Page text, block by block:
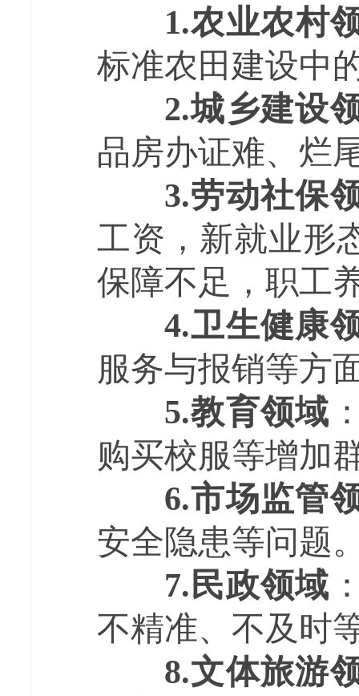
1.农业农村
标准农田建设中
2.城乡建设
品房办证难、烂
3.劳动社保
工资，新就业形
保障不足，职工
4.卫生健康
服务与报销等方
5.教育领域
购买校服等增加
6.市场监管
安全隐患等问题
7.民政领域
不精准、不及时
8.文体旅游